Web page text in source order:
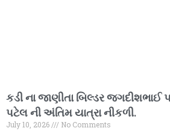
કડી ના જાણીતા બિલ્ડર જગદીશભાઈ
પટેલ ની અંતિમ યાત્રા નીકળી.
July 10, 2026
No Comments